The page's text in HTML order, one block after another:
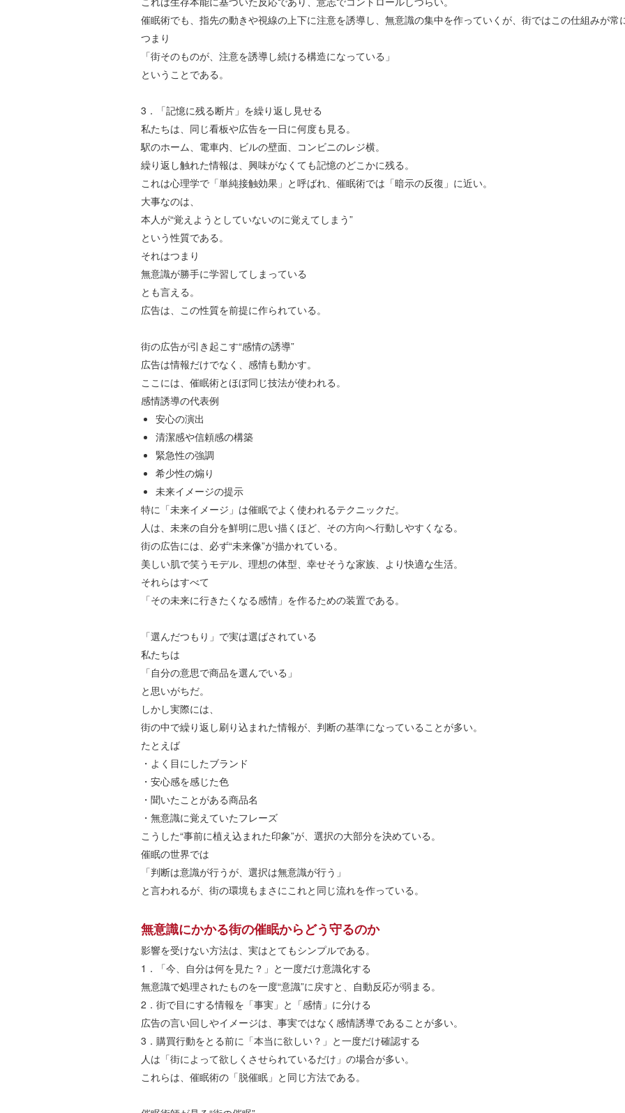
催眠術でも、指先の動きや視線の上下に注意を誘導し、無意識の集中を作っていくが、街ではこの仕組みが常
つまり
「街そのものが、注意を誘導し続ける構造になっている」
ということである。
3 ．「記憶に残る断片」を繰り返し見せる
私たちは、同じ看板や広告を一日に何度も見る。
駅のホーム、電車内、ビルの壁面、コンビニのレジ横。
繰り返し触れた情報は、興味がなくても記憶のどこかに残る。
これは心理学で「単純接触効果」と呼ばれ、催眠術では「暗示の反復」に近い。
大事なのは、
本人が“覚えようとしていないのに覚えてしまう”
という性質である。
それはつまり
無意識が勝手に学習してしまっている
とも言える。
広告は、この性質を前提に作られている。
街の広告が引き起こす“感情の誘導”
広告は情報だけでなく、感情も動かす。
ここには、催眠術とほぼ同じ技法が使われる。
感情誘導の代表例
安心の演出
清潔感や信頼感の構築
緊急性の強調
希少性の煽り
未来イメージの提示
特に「未来イメージ」は催眠でよく使われるテクニックだ。
人は、未来の自分を鮮明に思い描くほど、その方向へ行動しやすくなる。
街の広告には、必ず“未来像”が描かれている。
美しい肌で笑うモデル、理想の体型、幸せそうな家族、より快適な生活。
それらはすべて
「その未来に行きたくなる感情」を作るための装置である。
「選んだつもり」で実は選ばされている
私たちは
「自分の意思で商品を選んでいる」
と思いがちだ。
しかし実際には、
街の中で繰り返し刷り込まれた情報が、判断の基準になっていることが多い。
たとえば
・よく目にしたブランド
・安心感を感じた色
・聞いたことがある商品名
・無意識に覚えていたフレーズ
こうした“事前に植え込まれた印象”が、選択の大部分を決めている。
催眠の世界では
「判断は意識が行うが、選択は無意識が行う」
と言われるが、街の環境もまさにこれと同じ流れを作っている。
無意識にかかる街の催眠からどう守るのか
影響を受けない方法は、実はとてもシンプルである。
1 ．「今、自分は何を見た？」と一度だけ意識化する
無意識で処理されたものを一度“意識”に戻すと、自動反応が弱まる。
2 ．街で目にする情報を「事実」と「感情」に分ける
広告の言い回しやイメージは、事実ではなく感情誘導であることが多い。
3 ．購買行動をとる前に「本当に欲しい？」と一度だけ確認する
人は「街によって欲しくさせられているだけ」の場合が多い。
これらは、催眠術の「脱催眠」と同じ方法である。